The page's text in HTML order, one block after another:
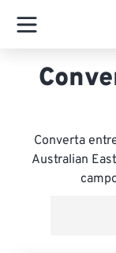
Converta
Australian